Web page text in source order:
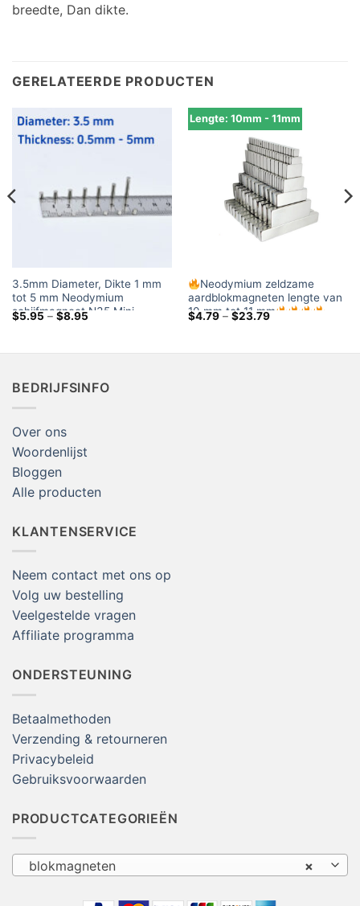
breedte, Dan dikte.
GERELATEERDE PRODUCTEN
3.5mm Diameter, Dikte 1 mm
tot 5 mm Neodymium
schijfmagneet N35 Mini
zeldzame
handwerk
$5.95 – $8.95Prijsklasse:
Lengte: 10mm - 11mm
Neodymium zeldzame
aardblokmagneten lengte van
10 mm tot 11 mm
$4.79 – $23.79Prijsklasse:
BEDRIJFSINFO
Over ons
Woordenlijst
Bloggen
Alle producten
KLANTENSERVICE
Neem contact met ons op
Volg uw bestelling
Veelgestelde vragen
Affiliate programma
ONDERSTEUNING
Betaalmethoden
Verzending & retourneren
Privacybeleid
Gebruiksvoorwaarden
PRODUCTCATEGORIEËN
×
blokmagneten